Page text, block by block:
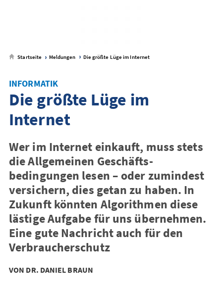
Startseite Meldungen Die größte Lüge im Internet
INFORMATIK
Die größte Lüge im
Internet
Wer im Internet einkauft, muss stets
die Allgemeinen Geschäfts­
bedingungen lesen – oder zumindest
versichern, dies getan zu haben. In
Zukunft könnten Algorithmen diese
lästige Aufgabe für uns über­­nehmen.
Eine gute Nachricht auch für den
Verbraucher­schutz
VON DR. DANIEL BRAUN